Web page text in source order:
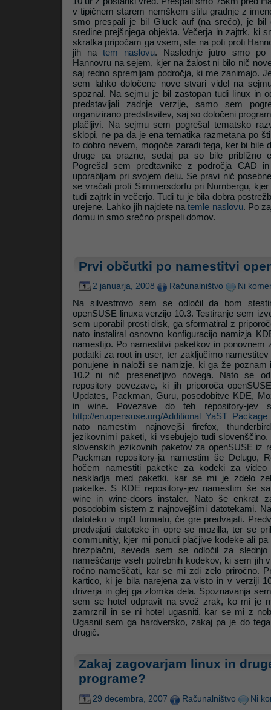
v tipičnem starem nemškem stilu gradnje z
smo prespali je bil Gluck auf (na srečo), je bil
sredine prejšnjega objekta. Večerja in zajtrk, ki
skratka pripočam ga vsem, ste na poti proti
jih natem naslovu. Naslednje jutro smo po
Hannovru na sejem, kjer na žalost ni bilo nič
saj redno spremljam področja, ki me zanimajo.
sem lahko določene nove stvari videl na
spoznal. Na sejmu je bil zastopan tudi linux in
predstavljali zadnje verzije, samo sem
organizirano predstavitev, saj so določeni
plačljivi. Na sejmu sem pogrešal tematsko
sklopi, ne pa da je ena tematika razmetana po
to dobro nevem, mogoče zaradi tega, ker bi bile
druge pa prazne, sedaj pa so bile približno
Pogrešal sem predtavnike z področja CAD
uporabljam pri svojem delu. Se pravi nič
se vračali proti Simmersdorfu pri Nurnbergu,
tudi zajtrk in večerjo. Tudi tu je bila dobra
urejene. Lahko jih najdete natemle naslovu. Po
domu in smo srečno prispeli domov.
Prvi občutki po namestitvi
2 januarja, 2008 Računalništvo Ni
Na silvestrovo sem se odločil da bom
openSUSE linuxa verzijo 10.3. Testiranje sem
sem uporabil prosti disk, ga sformatiral z
nato instaliral osnovno konfiguracijo namizja
namestijo. Po namestitvi paketkov in ponovnem
podatki za root in user, ter zaključimo
ponujene in naloži se namizje, ki ga že
10.2 ni nič presenetljivo novega. Nato se
repository povezave, ki jih priporoča
Updates, Packman, Guru, posodobitve KDE,
in wine. Povezave do teh repository-jev
http://en.opensuse.org/
nato namestim najnovejši firefox,
jezikovnimi paketi, ki vsebujejo tudi
slovenskih jezikovnih paketov za openSUSE iz
Packman repository-ja namestim še Delugo,
hočem namestiti paketke za kodeki za
neskladja med paketki, kar se mi je zdelo
paketke. S KDE repository-jev namestim še
wine in wine-doors instaler. Nato še enkrat
posodobim sistem z najnovejšimi datotekami.
datoteko v mp3 formatu, če gre predvajati.
predvajati datoteke in opre se mozilla, ter se
communitiy, kjer mi ponudi plačjive kodeke ali
brezplačni, seveda sem se odločil za
nameščanje vseh potrebnih kodekov, ki sem jih
ročno nameščati, kar se mi zdi zelo priročno.
kartico, ki je bila narejena za visto in v verziji
driverja in glej ga zlomka dela. Spoznavanja
sem se hotel odpravit na svež zrak, ko mi je
zamrznil in se ni hotel ugasniti, kar se mi z
Ugasnil sem ga hardversko, zakaj pa je do
drugič.
Zakaj zagovarjam linux in
programe?
29 decembra, 2007 Računalništvo Ni